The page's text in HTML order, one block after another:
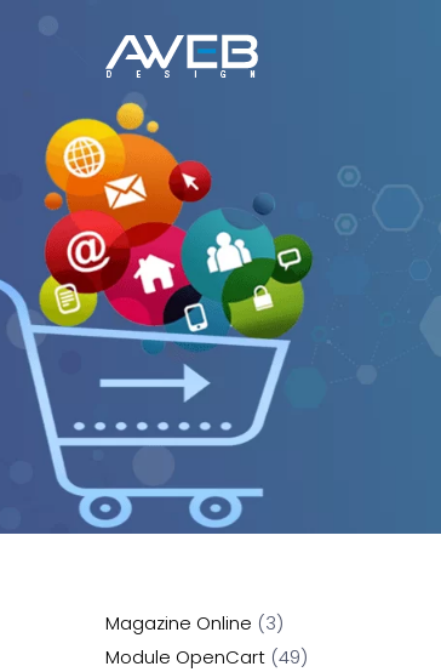
Magazine Online
3
Module OpenCart 49